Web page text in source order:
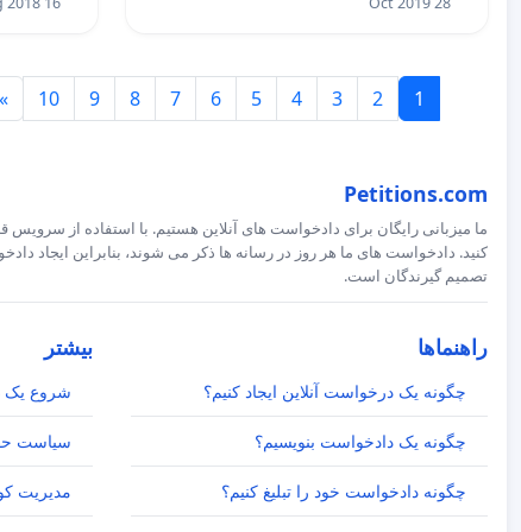
گلزار جمشیدی، نماَینده مامایی شهرستان ثلاث باباجانی، ن پ:
رباب آرامی، هیئت علمی مامایی واحد زنجان، ن پ: 1854- م -
دکتر معصومه پور محسن، رئیس جمعیت مامایی استان گیلان، ن پ:
اعظم مریدی، عضو هییت علمی دانشگاه علوم پزشکی
وحیده اطمینان، مسوول انجمن مامایی و نایب رییس جمعیت
18896- م -
1
2
3
4
5
6
7
8
9
10
»
Petitions.com
ما میزبانی رایگان برای دادخواست های آنلاین هستیم. با استفاده از سرویس
کنید. دادخواست های ما هر روز در رسانه ها ذکر می شوند، بنابراین ایجاد
تصمیم گیرندگان است.
راهنماها
چگونه یک درخواست آنلاین ایجاد کنیم؟
چگونه یک دادخواست بنویسیم؟
چگونه دادخواست خود را تبلیغ کنیم؟
بیشتر
شروع یک
سیاست
مدیریت